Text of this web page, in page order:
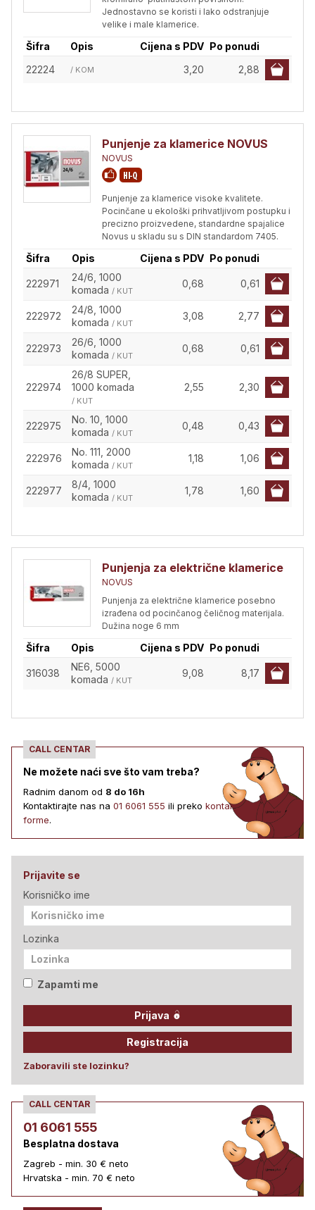
Jednostavno se koristi i lako odstranjuje
velike i male klamerice.
Šifra Opis Cijena s PDV Po ponudi
22224
/ KOM 3,20 2,88
Punjenje za klamerice NOVUS
NOVUS
Punjenje za klamerice visoke kvalitete.
Pocinčane u ekološki prihvatljivom postupku i
precizno proizvedene, standardne spajalice
Novus u skladu su s DIN standardom 7405.
Šifra Opis Cijena s PDV Po ponudi
222971
24/6, 1000
komada / KUT
0,68 0,61
222972
24/8, 1000
komada / KUT
3,08 2,77
222973
26/6, 1000
komada / KUT
0,68 0,61
222974
26/8 SUPER,
1000 komada
/ KUT
2,55 2,30
222975
No. 10, 1000
komada / KUT
0,48 0,43
222976
No. 111, 2000
komada / KUT
1,18 1,06
222977
8/4, 1000
komada / KUT
1,78 1,60
Punjenja za električne klamerice
NOVUS
Punjenja za električne klamerice posebno
izrađena od pocinčanog čeličnog materijala.
Dužina noge 6 mm
Šifra Opis Cijena s PDV Po ponudi
316038
NE6, 5000
komada / KUT
9,08 8,17
CALL CENTAR
Ne možete naći sve što vam treba?
Radnim danom od 8 do 16h
Kontaktirajte nas na 01 6061 555 ili preko kontakt
forme.
Prijavite se
Korisničko ime
Lozinka
Zapamti me
Prijava
Registracija
Zaboravili ste lozinku?
CALL CENTAR
01 6061 555
Besplatna dostava
Zagreb - min. 30 € neto
Hrvatska - min. 70 € neto